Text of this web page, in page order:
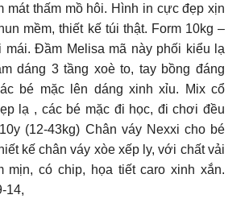
mát thấm mồ hôi. Hình in cực đẹp xịn
mềm, thiết kế túi thật. Form 10kg –
mái. Đầm Melisa mã này phối kiểu lạ
dáng 3 tầng xoè to, tay bồng đáng
bé mặc lên dáng xinh xỉu. Mix cổ
lạ , các bé mặc đi học, đi chơi đều
(12-43kg) Chân váy Nexxi cho bé
kế chân váy xòe xếp ly, với chất vải
mịn, có chip, họa tiết caro xinh xắn.
14,